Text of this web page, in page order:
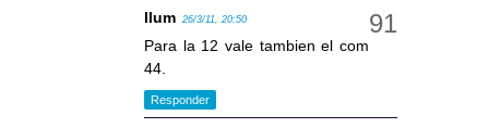
llum 26/3/11, 20:50
Para la 12 vale tambien el com
44.
Responder